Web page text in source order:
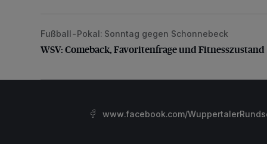
WSV: Comeback, Favoritenfrage und Fitnesszustand
Fußball-Pokal: Sonntag gegen Schonnebeck
WSV: Comeback, Favoritenfrage und Fitnesszustand
www.facebook.com/